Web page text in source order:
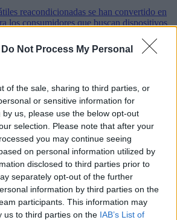
Do Not Process My Personal
of the sale, sharing to third parties, or
or sensitive information for
us, please use the below opt-out
selection. Please note that after your
you may continue seeing
on personal information utilized by
disclosed to third parties prior to
separately opt-out of the further
information by third parties on the
participants. This information may
us to third parties on the IAB’s List of
reacondicionadas se han convertido en
los consumidores que buscan dispositivos